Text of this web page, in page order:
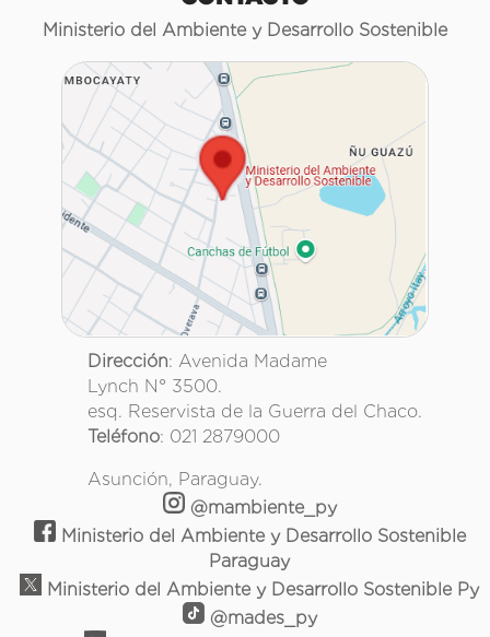
Ministerio del Ambiente y Desarrollo Sostenible
Dirección: Avenida Madame
Lynch N° 3500.
esq. Reservista de la Guerra del Chaco.
Teléfono: 021 2879000
Asunción, Paraguay.
@mambiente_py
Ministerio del Ambiente y Desarrollo Sostenible
Paraguay
Ministerio del Ambiente y Desarrollo Sostenible Py
@mades_py